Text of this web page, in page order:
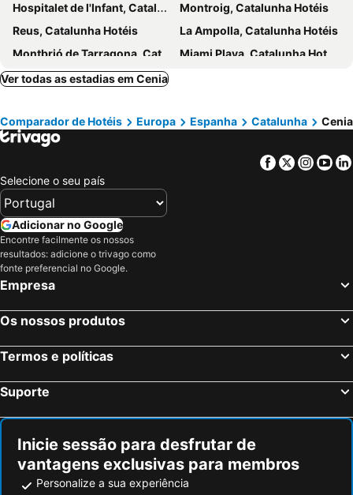
Hospitalet de l'Infant, Catalunha Hotéis
Montroig, Catalunha Hotéis
Reus, Catalunha Hotéis
La Ampolla, Catalunha Hotéis
Montbrió de Tarragona, Catalunha Hotéis
Miami Playa, Catalunha Hotéis
Les Alqueríes, Valência Hotéis
Andorra, Aragão Hotéis
Alcañiz, Aragão Hotéis
Benicarló, Valência Hotéis
Mora de Rubielos, Aragão Hotéis
Barcelona, Catalunha Hotéis
Cambrils, Catalunha Hotéis
Calella, Catalunha Hotéis
Vilaseca, Catalunha Hotéis
La Pineda de Salou, Catalunha Hotéis
Sevilha, Andaluzia Hotéis
Sangenjo, Galiza Hotéis
Isla Cristina, Andaluzia Hotéis
Ver todas as estadias em Cenia
Comparador de Hotéis Europa Espanha Catalunha Cenia
Facebook
Twitter
Selecione o seu país
Adicionar no Google
Encontre facilmente os nossos
resultados: adicione o trivago como
fonte preferencial no Google.
Empresa
Os nossos produtos
Termos e políticas
Suporte
Inicie sessão para desfrutar de
vantagens exclusivas para membros
Personalize a sua experiência